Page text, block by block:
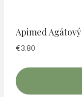
Apimed
€3.80